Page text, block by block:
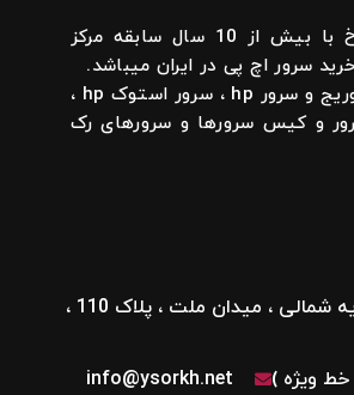
شرکت یاقوت سرخ با بیش از 10 سال سابقه مرکز
سرور اچ پی در ایران میباشد.
ارائه دهنده : استوریج و سرور hp ، سرور استوک hp ،
و کیس سرورها و سرورهای رک
تهران ، مجیدیه شمالی ، میدان ملت ، پلاک 110 ،
info@ysorkh.net